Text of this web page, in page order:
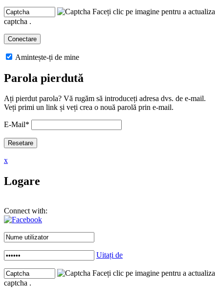
Faceți clic pe imagine pentru a actualiza
captcha .
Amintește-ți de mine
Parola pierdută
Ați pierdut parola? Vă rugăm să introduceți adresa dvs. de e-mail.
Veți primi un link și veți crea o nouă parolă prin e-mail.
E-Mail*
x
Logare
Connect with:
Uitați de
Faceți clic pe imagine pentru a actualiza
captcha .